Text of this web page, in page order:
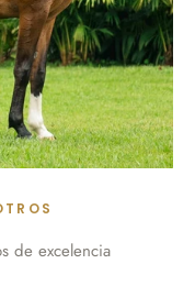
de excelencia